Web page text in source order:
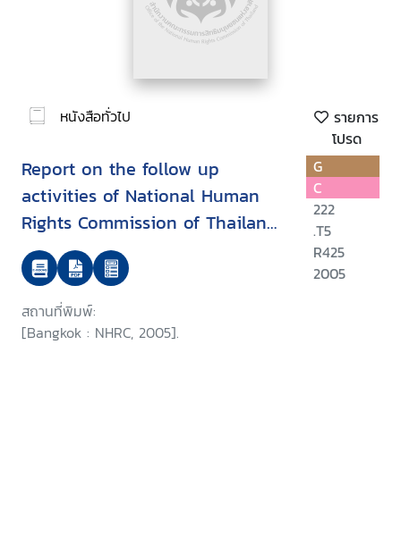
หนังสือทั่วไป
รายการ
โปรด
Report on the follow up
activities of National Human
Rights Commission of Thailand
on the APF-Brookings/Bern
project on internally displaced
persons
สถานที่พิมพ์:
[Bangkok : NHRC, 2005].
G
C
222
.T5
R425
2005